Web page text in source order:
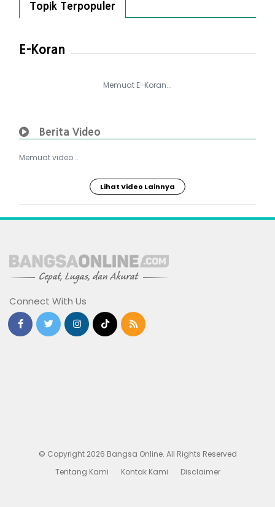
Topik Terpopuler
E-Koran
Memuat E-Koran...
Berita Video
Memuat video...
Lihat Video Lainnya
Connect With Us
© Copyright 2026 Bangsa Online. All Rights Reserved
Tentang Kami
Kontak Kami Disclaimer